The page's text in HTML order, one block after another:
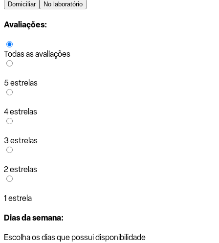
Domiciliar No laboratório
Avaliações:
Todas as avaliações
5 estrelas
4 estrelas
3 estrelas
2 estrelas
1 estrela
Dias da semana:
Escolha os dias que possui disponibilidade